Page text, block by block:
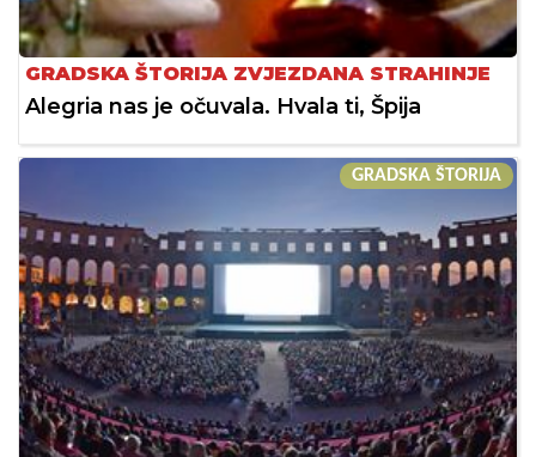
GRADSKA ŠTORIJA ZVJEZDANA STRAHINJE
Alegria nas je očuvala. Hvala ti, Špija
GRADSKA ŠTORIJA